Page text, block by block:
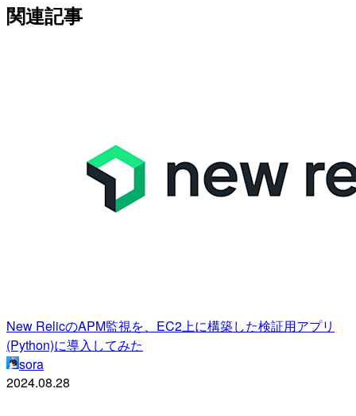
関連記事
New RelicのAPM監視を、EC2上に構築した検証用アプリ
(Python)に導入してみた
sora
2024.08.28